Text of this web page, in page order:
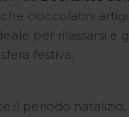
cioccolatini
per rilassarsi e
festiva.
il periodo